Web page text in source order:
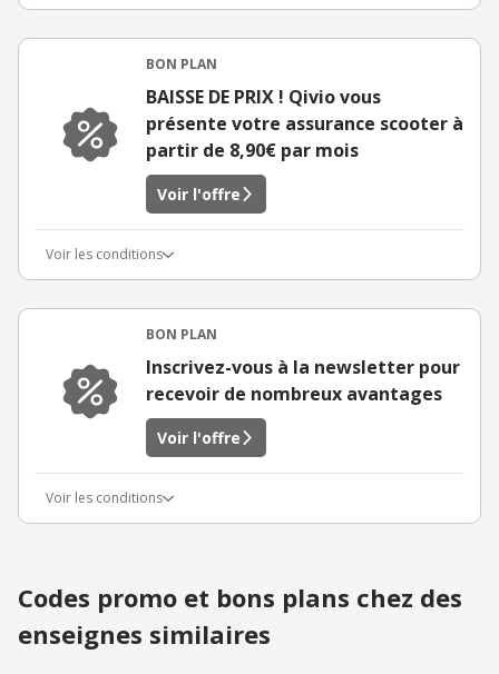
BON PLAN
BAISSE DE PRIX ! Qivio vous
présente votre assurance scooter à
partir de 8,90€ par mois
Voir l'offre
Voir les conditions
BON PLAN
Inscrivez-vous à la newsletter pour
recevoir de nombreux avantages
Voir l'offre
Voir les conditions
Codes promo et bons plans chez des
enseignes similaires